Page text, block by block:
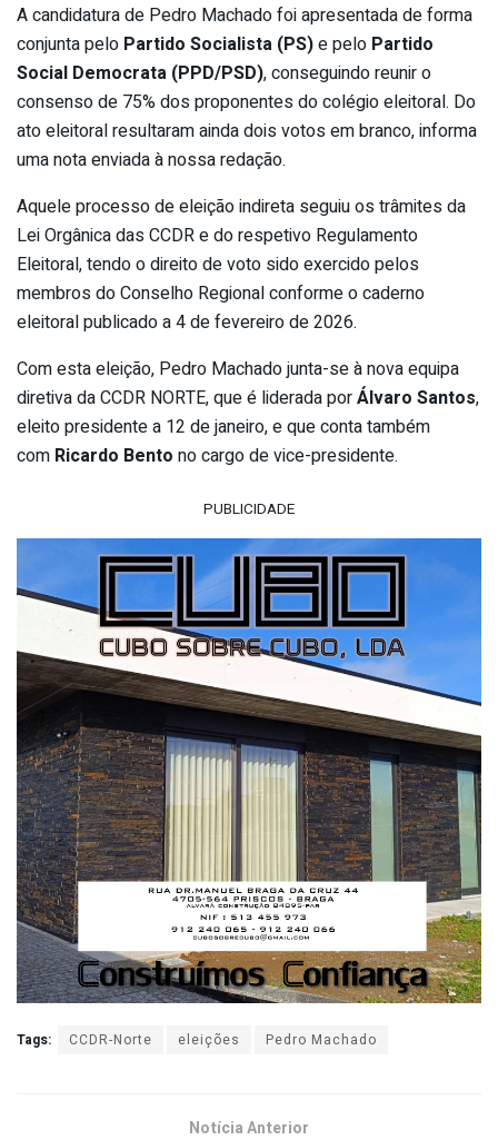
A candidatura de Pedro Machado foi apresentada de forma
conjunta pelo Partido Socialista (PS)e pelo Partido
Social Democrata (PPD/PSD), conseguindo reunir o
consenso de 75% dos proponentes do colégio eleitoral. Do
ato eleitoral resultaram ainda dois votos em branco, informa
uma nota enviada à nossa redação.
Aquele processo de eleição indireta seguiu os trâmites da
Lei Orgânica das CCDR e do respetivo Regulamento
Eleitoral, tendo o direito de voto sido exercido pelos
membros do Conselho Regional conforme o caderno
eleitoral publicado a 4 de fevereiro de 2026.
Com esta eleição, Pedro Machado junta-se à nova equipa
diretiva da CCDR NORTE, que é liderada porÁlvaro Santos,
eleito presidente a 12 de janeiro, e que conta também
com Ricardo Bento no cargo de vice-presidente.
PUBLICIDADE
Tags: CCDR-Norte eleições Pedro Machado
Notícia Anterior